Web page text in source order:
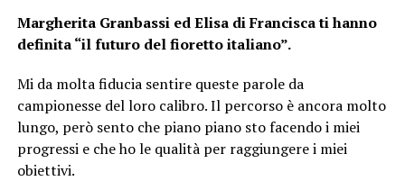
Margherita Granbassi ed Elisa di Francisca ti hanno
definita “il futuro del fioretto italiano”.
Mi da molta fiducia sentire queste parole da
campionesse del loro calibro. Il percorso è ancora molto
lungo, però sento che piano piano sto facendo i miei
progressi e che ho le qualità per raggiungere i miei
obiettivi.